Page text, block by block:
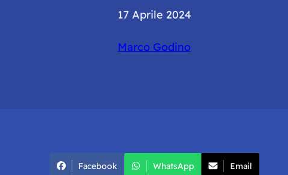
17 Aprile 2024
Marco Godino
Facebook WhatsApp Email